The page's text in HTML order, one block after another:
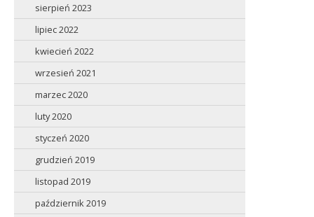
sierpień 2023
lipiec 2022
kwiecień 2022
wrzesień 2021
marzec 2020
luty 2020
styczeń 2020
grudzień 2019
listopad 2019
październik 2019